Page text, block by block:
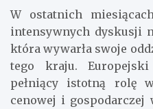
W ostatnich
intensywnych dyskusji
która wywarła swoje
tego kraju.
pełniący istotną rolę
cenowej i gospodarczej